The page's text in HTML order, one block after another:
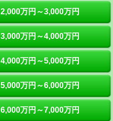
2,000万円～3,000万円
3,000万円～4,000万円
4,000万円～5,000万円
5,000万円～6,000万円
6,000万円～7,000万円